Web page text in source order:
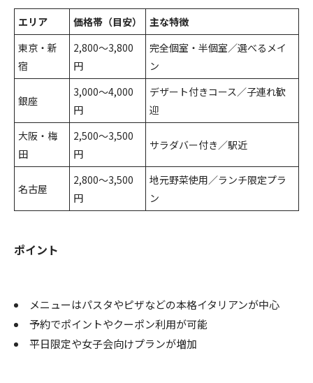
エリア 価格帯（目安）
主な特徴
東京・新
宿
2,800～3,800
円
完全個室・半個室／選べるメイ
ン
銀座
3,000～4,000
円
デザート付きコース／子連れ歓
迎
大阪・梅
田
2,500～3,500
円
サラダバー付き／駅近
名古屋
2,800～3,500
円
地元野菜使用／ランチ限定プラ
ン
ポイント
メニューはパスタやピザなどの本格イタリアンが中心
予約でポイントやクーポン利用が可能
平日限定や女子会向けプランが増加